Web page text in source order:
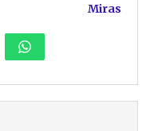
Miras